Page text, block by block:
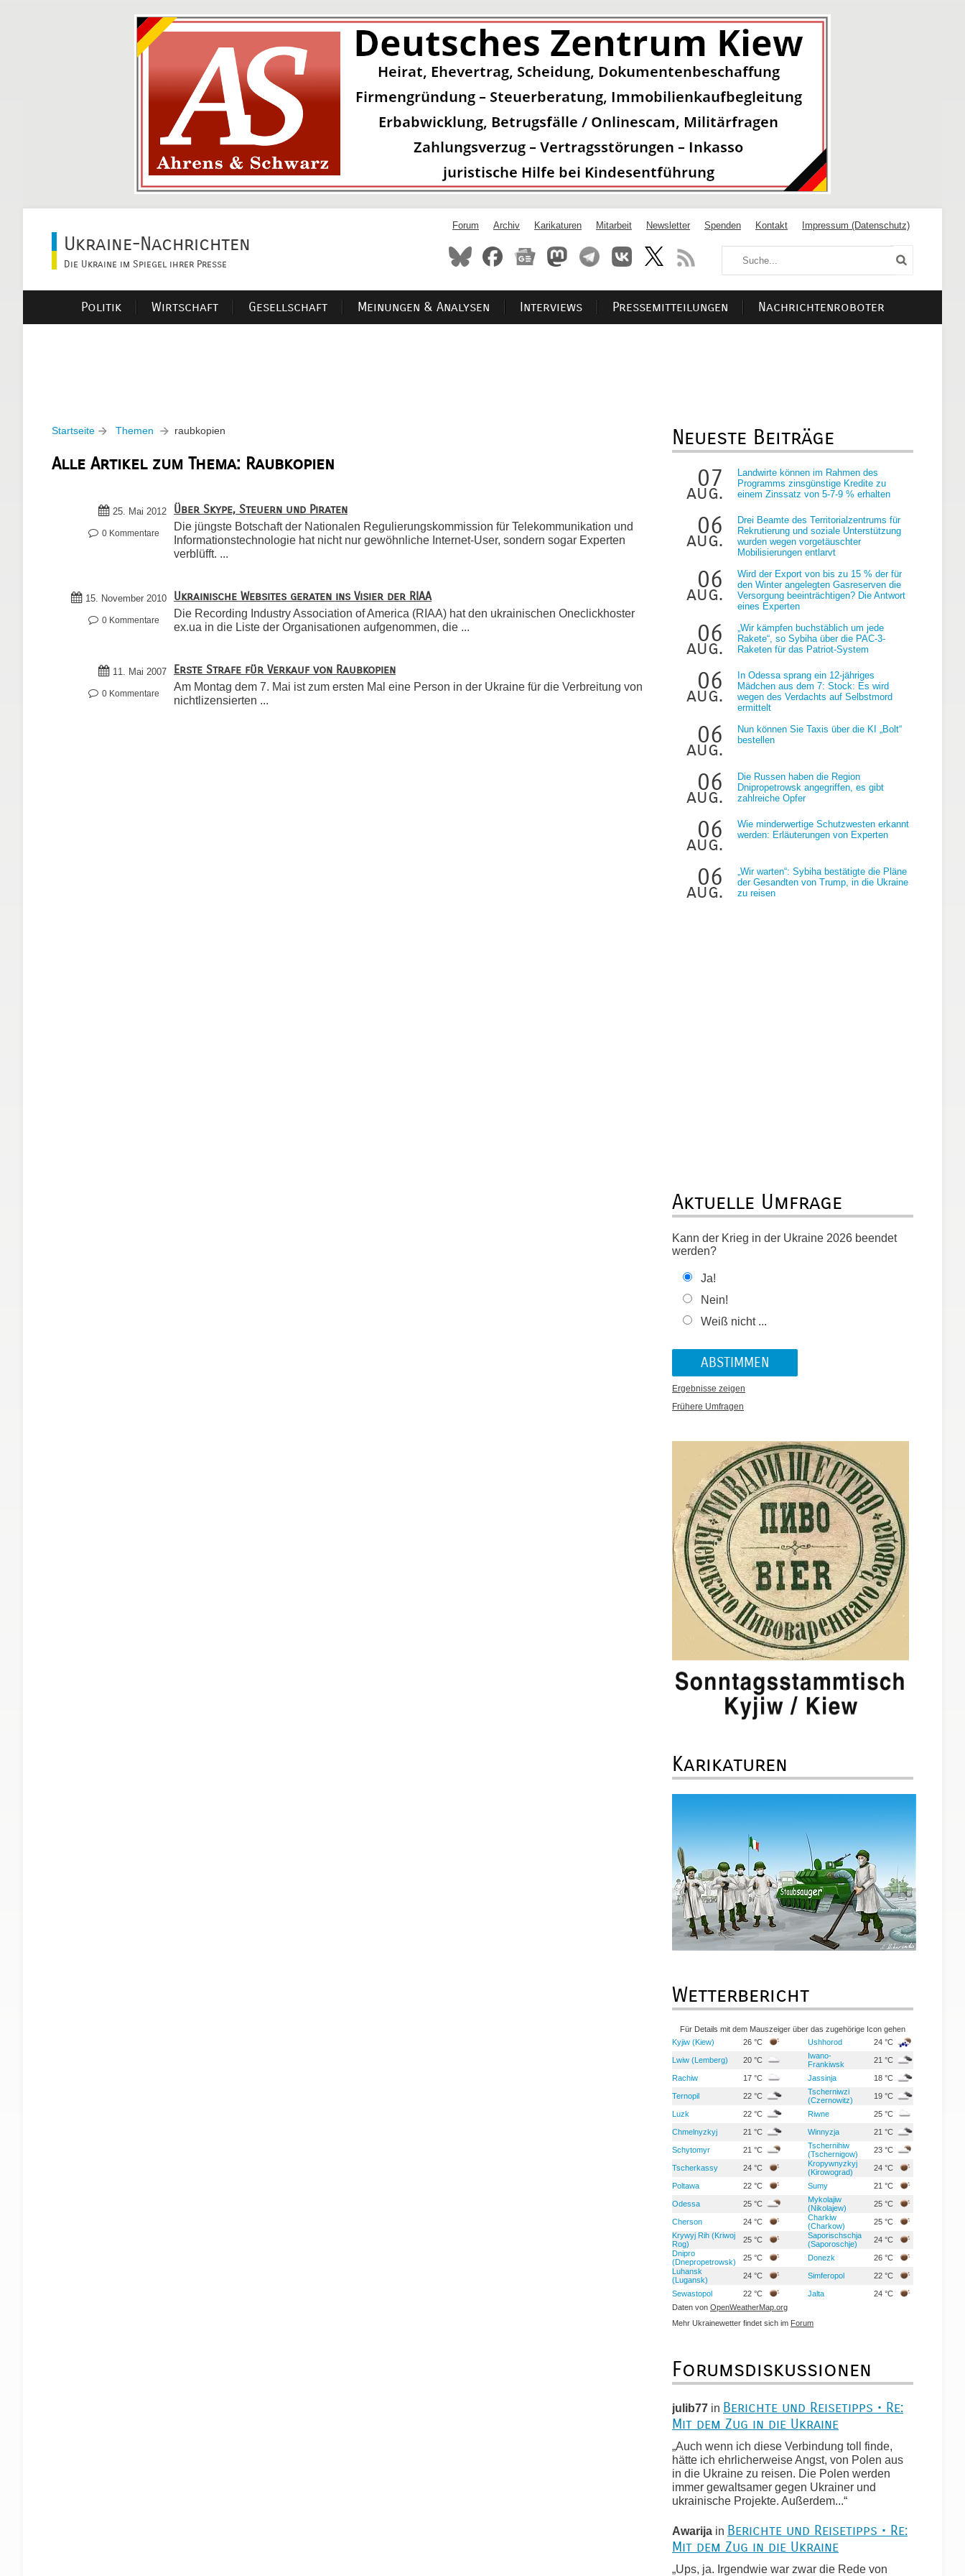
Ukraine-Nachrichten
Die Ukraine im Spiegel ihrer Presse
Forum Archiv Karikaturen Mitarbeit Newsletter Spenden Kontakt Impressum (Datenschutz)
Politik Wirtschaft Gesellschaft Meinungen & Analysen Interviews Pressemitteilungen Nachrichtenroboter
Startseite Themen raubkopien
Alle Artikel zum Thema: Raubkopien
25. Mai 2012
0 Kommentare
Über Skype, Steuern und Piraten
Die jüngste Botschaft der Nationalen Regulierungskommission für Telekommunikation und
Informationstechnologie hat nicht nur gewöhnliche Internet-User, sondern sogar Experten
verblüfft. ...
15. November 2010
0 Kommentare
Ukrainische Websites geraten ins Visier der RIAA
Die Recording Industry Association of America (RIAA) hat den ukrainischen Oneclickhoster
ex.ua in die Liste der Organisationen aufgenommen, die ...
11. Mai 2007
0 Kommentare
Erste Strafe für Verkauf von Raubkopien
Am Montag dem 7. Mai ist zum ersten Mal eine Person in der Ukraine für die Verbreitung von
nichtlizensierten ...
Neueste Beiträge
07
aug.
Landwirte können im Rahmen des
Programms zinsgünstige Kredite zu
einem Zinssatz von 5-7-9 % erhalten
06
aug.
Drei Beamte des Territorialzentrums für
Rekrutierung und soziale Unterstützung
wurden wegen vorgetäuschter
Mobilisierungen entlarvt
06
aug.
Wird der Export von bis zu 15 % der für
den Winter angelegten Gasreserven die
Versorgung beeinträchtigen? Die Antwort
eines Experten
06
aug.
„Wir kämpfen buchstäblich um jede
Rakete“, so Sybiha über die PAC-3-
Raketen für das Patriot-System
06
aug.
In Odessa sprang ein 12-jähriges
Mädchen aus dem 7: Stock: Es wird
wegen des Verdachts auf Selbstmord
ermittelt
06
aug.
Nun können Sie Taxis über die KI „Bolt“
bestellen
06
aug.
Die Russen haben die Region
Dnipropetrowsk angegriffen, es gibt
zahlreiche Opfer
06
aug.
Wie minderwertige Schutzwesten erkannt
werden: Erläuterungen von Experten
06
aug.
„Wir warten“: Sybiha bestätigte die Pläne
der Gesandten von Trump, in die Ukraine
zu reisen
Aktuelle Umfrage
Kann der Krieg in der Ukraine 2026 beendet
werden?
Ja!
Nein!
Weiß nicht ...
Ergebnisse zeigen
Frühere Umfragen
Karikaturen
Wetterbericht
Für Details mit dem Mauszeiger über das zugehörige Icon gehen
Kyjiw (Kiew)
26 °C Ushhorod 24 °C
Lwiw (Lemberg) 20 °C
Iwano-
Frankiwsk
21 °C
Rachiw 17 °C Jassinja 18 °C
Ternopil 22 °C
Tscherniwzi
(Czernowitz)
19 °C
Luzk 22 °C Riwne 25 °C
Chmelnyzkyj 21 °C Winnyzja 21 °C
Schytomyr 21 °C
Tschernihiw
(Tschernigow)
23 °C
Tscherkassy 24 °C
Kropywnyzkyj
(Kirowograd)
24 °C
Poltawa 22 °C Sumy 21 °C
Odessa 25 °C
Mykolajiw
(Nikolajew)
25 °C
Cherson 24 °C
Charkiw
(Charkow)
25 °C
Krywyj Rih (Kriwoj
Rog)
25 °C
Saporischschja
(Saporoschje)
24 °C
Dnipro
(Dnepropetrowsk)
25 °C Donezk
26 °C
Luhansk
(Lugansk)
24 °C Simferopol 22 °C
Sewastopol 22 °C Jalta
24 °C
Daten von OpenWeatherMap.org
Mehr Ukrainewetter findet sich im Forum
Forumsdiskussionen
julib77 in Berichte und Reisetipps • Re:
Mit dem Zug in die Ukraine
„Auch wenn ich diese Verbindung toll finde,
hätte ich ehrlicherweise Angst, von Polen aus
in die Ukraine zu reisen. Die Polen werden
immer gewaltsamer gegen Ukrainer und
ukrainische Projekte. Außerdem...“
Awarija in Berichte und Reisetipps • Re:
Mit dem Zug in die Ukraine
„Ups, ja. Irgendwie war zwar die Rede von